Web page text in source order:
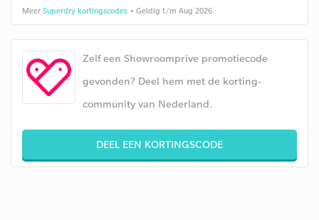
Meer Superdry kortingscodes • Geldig t/m Aug 2026
Zelf een Showroomprive promotiecode
gevonden? Deel hem met de korting-
community van Nederland.
DEEL EEN KORTINGSCODE